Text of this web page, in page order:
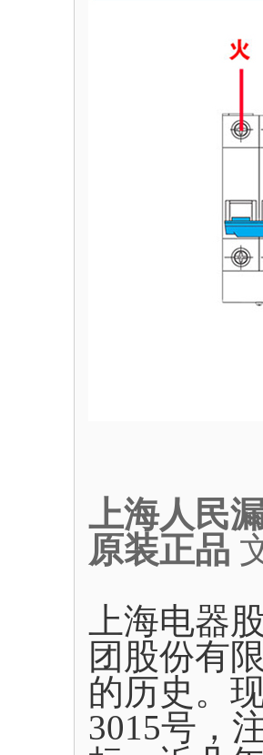
上海人民
原装正品
上海电器
团股份有
的历史。
3015号，